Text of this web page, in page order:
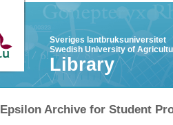
Sveriges lantbruksuniversitet
Swedish University of
Library
Epsilon Archive for Student